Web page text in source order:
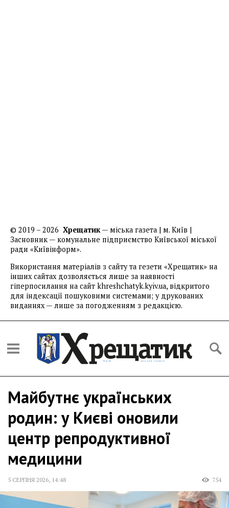
© 2019 – 2026 Хрещатик— міська газета | м. Київ |
Засновник — комунальне підприємство Київської міської
ради «Київінформ».
Використання матеріалів з сайту та гезети «Хрещатик» на
інших сайтах дозволяється лише за наявності
гіперпосилання на сайт khreshchatyk.kyiv.ua, відкритого
для індексації пошуковими системами; у друкованих
виданнях — лише за погодженням з редакцією.
Майбутнє українських
родин: у Києві оновили
центр репродуктивної
медицини
5 СЕРПНЯ 2026, 14:48 754